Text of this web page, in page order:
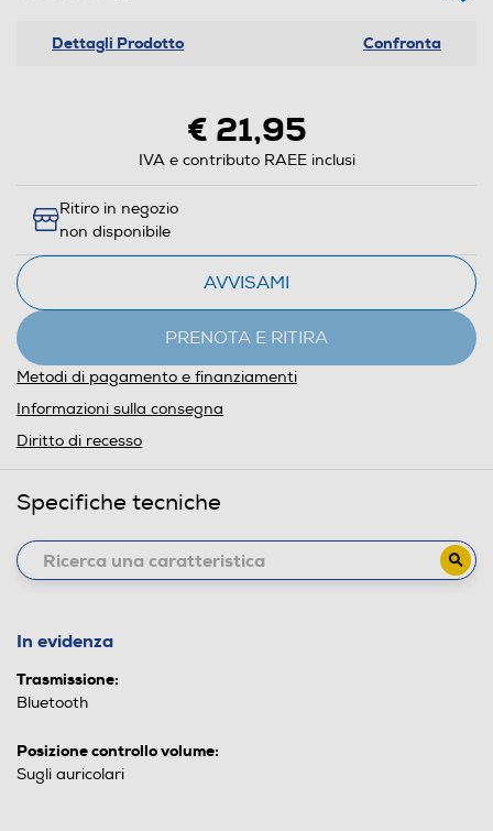
Dettagli Prodotto Confronta
€ 21,95
IVA e contributo RAEE inclusi
Ritiro in negozio
non disponibile
AVVISAMI
PRENOTA E RITIRA
Metodi di pagamento e finanziamenti
Informazioni sulla consegna
Diritto di recesso
Specifiche tecniche
In evidenza
Trasmissione:
Bluetooth
Posizione controllo volume:
Sugli auricolari